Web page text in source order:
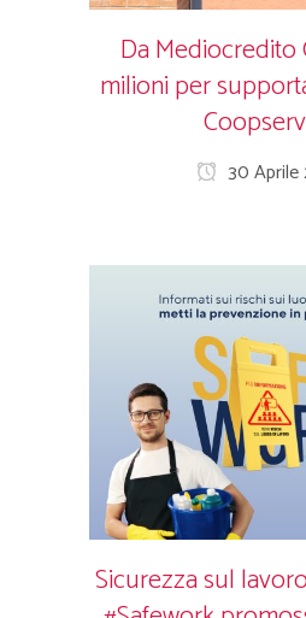
Da Mediocredito
milioni per
30 Aprile
Sicurezza sul